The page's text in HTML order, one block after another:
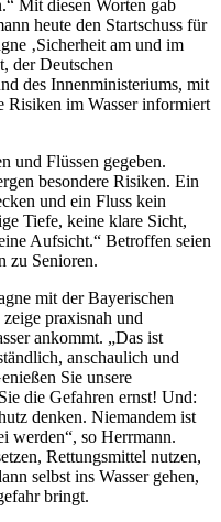
Mit diesen Worten gab
heute den Startschuss für
‚Sicherheit am und im
der Deutschen
des Innenministeriums, mit
Risiken im Wasser informiert
und Flüssen gegeben.
besondere Risiken. Ein
und ein Fluss kein
Tiefe, keine klare Sicht,
Aufsicht.“ Betroffen seien
zu Senioren.
mit der Bayerischen
praxisnah und
ankommt. „Das ist
anschaulich und
Sie unsere
die Gefahren ernst! Und:
denken. Niemandem ist
werden“, so Herrmann.
Rettungsmittel nutzen,
selbst ins Wasser gehen,
bringt.